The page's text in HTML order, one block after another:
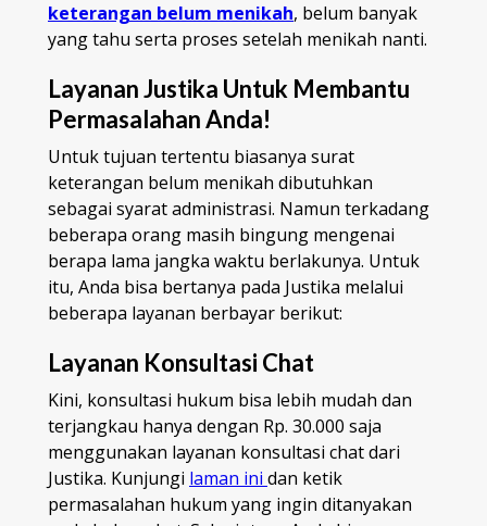
keterangan belum menikah, belum banyak
yang tahu serta proses setelah menikah nanti.
Layanan Justika Untuk Membantu
Permasalahan Anda!
Untuk tujuan tertentu biasanya surat
keterangan belum menikah dibutuhkan
sebagai syarat administrasi. Namun terkadang
beberapa orang masih bingung mengenai
berapa lama jangka waktu berlakunya. Untuk
itu, Anda bisa bertanya pada Justika melalui
beberapa layanan berbayar berikut:
Layanan Konsultasi Chat
Kini, konsultasi hukum bisa lebih mudah dan
terjangkau hanya dengan Rp. 30.000 saja
menggunakan layanan konsultasi chat dari
Justika. Kunjungi laman ini dan ketik
permasalahan hukum yang ingin ditanyakan